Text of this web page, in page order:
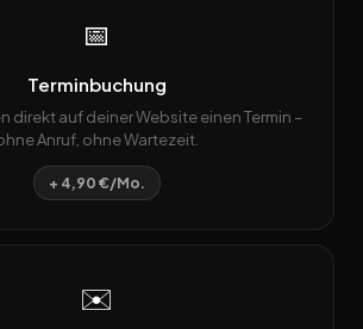
📅
Terminbuchung
direkt auf deiner Website einen Termin –
Anruf, ohne Wartezeit.
+ 4,90 €/Mo.
✉️